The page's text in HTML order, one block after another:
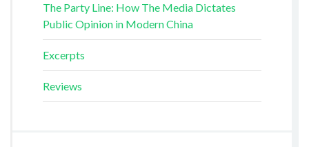
The Party Line: How The Media Dictates
Public Opinion in Modern China
Excerpts
Reviews